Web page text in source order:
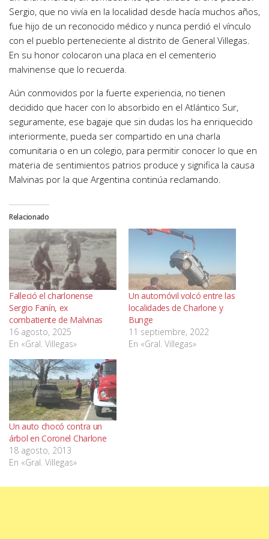
Sergio, que no vivía en la localidad desde hacía muchos años,
fue hijo de un reconocido médico y nunca perdió el vínculo
con el pueblo perteneciente al distrito de General Villegas.
En su honor colocaron una placa en el cementerio
malvinense que lo recuerda.
Aún conmovidos por la fuerte experiencia, no tienen
decidido que hacer con lo absorbido en el Atlántico Sur,
seguramente, ese bagaje que sin dudas los ha enriquecido
interiormente, pueda ser compartido en una charla
comunitaria o en un colegio, para permitir conocer lo que en
materia de sentimientos patrios produce y significa la causa
Malvinas por la que Argentina continúa reclamando.
Relacionado
Falleció el charlonense
Sergio Fanín, ex
combatiente de Malvinas
16 agosto, 2025
En «Gral. Villegas»
Un automóvil volcó entre las
localidades de Charlone y
Bunge
11 septiembre, 2022
En «Gral. Villegas»
Un auto chocó contra un
árbol en Coronel Charlone
18 agosto, 2013
En «Gral. Villegas»